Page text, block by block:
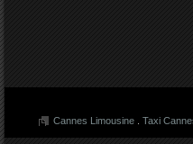
Cannes Limousine . Taxi